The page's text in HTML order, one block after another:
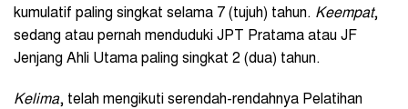
kumulatif paling singkat selama 7 (tujuh) tahun. Keempat,
sedang atau pernah menduduki JPT Pratama atau JF
Jenjang Ahli Utama paling singkat 2 (dua) tahun.
Kelima, telah mengikuti serendah-rendahnya Pelatihan